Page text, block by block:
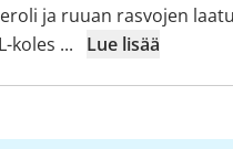
ja ruuan rasvojen
koles ... Lue lisää